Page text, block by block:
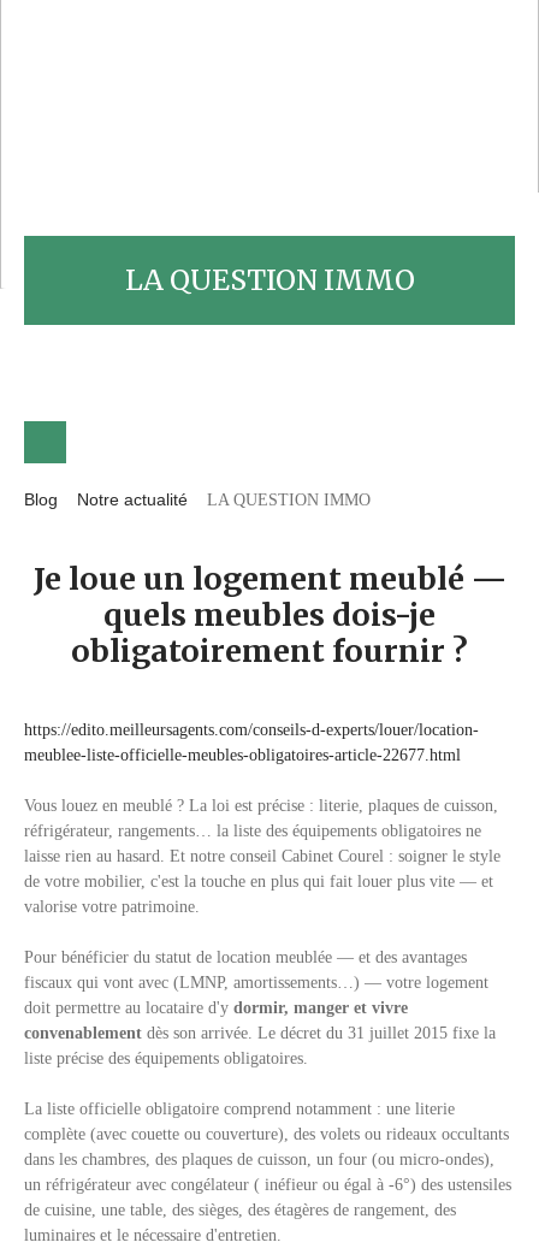
LA QUESTION IMMO
Blog Notre actualité LA QUESTION IMMO
Je loue un logement meublé —
quels meubles dois-je
obligatoirement fournir ?
https://edito.meilleursagents.com/conseils-d-experts/louer/location-
meublee-liste-officielle-meubles-obligatoires-article-22677.html
Vous louez en meublé ? La loi est précise : literie, plaques de cuisson,
réfrigérateur, rangements… la liste des équipements obligatoires ne
laisse rien au hasard. Et notre conseil Cabinet Courel : soigner le style
de votre mobilier, c'est la touche en plus qui fait louer plus vite — et
valorise votre patrimoine.
Pour bénéficier du statut de location meublée — et des avantages
fiscaux qui vont avec (LMNP, amortissements…) — votre logement
doit permettre au locataire d'y dormir, manger et vivre
convenablement dès son arrivée. Le décret du 31 juillet 2015 fixe la
liste précise des équipements obligatoires.
La liste officielle obligatoire comprend notamment : une literie
complète (avec couette ou couverture), des volets ou rideaux occultants
dans les chambres, des plaques de cuisson, un four (ou micro-ondes),
un réfrigérateur avec congélateur ( inéfieur ou égal à -6°) des ustensiles
de cuisine, une table, des sièges, des étagères de rangement, des
luminaires et le nécessaire d'entretien.